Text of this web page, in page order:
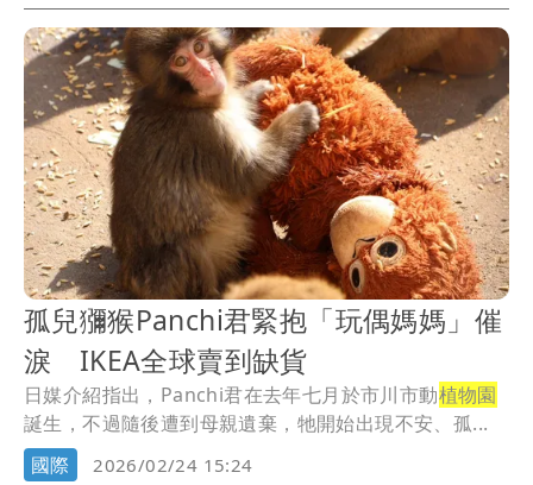
孤兒獼猴Panchi君緊抱「玩偶媽媽」催
淚 IKEA全球賣到缺貨
日媒介紹指出，Panchi君在去年七月於市川市動植物園
誕生，不過隨後遭到母親遺棄，牠開始出現不安、孤...
國際
2026/02/24 15:24